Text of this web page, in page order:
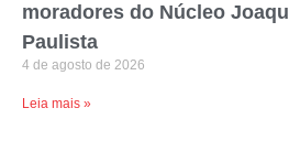
moradores do Núcleo
Paulista
4 de agosto de 2026
Leia mais »